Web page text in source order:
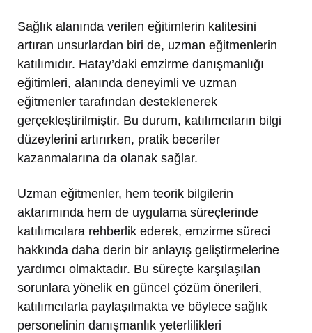
Sağlık alanında verilen eğitimlerin kalitesini
artıran unsurlardan biri de, uzman eğitmenlerin
katılımıdır. Hatay’daki emzirme danışmanlığı
eğitimleri, alanında deneyimli ve uzman
eğitmenler tarafından desteklenerek
gerçekleştirilmiştir. Bu durum, katılımcıların bilgi
düzeylerini artırırken, pratik beceriler
kazanmalarına da olanak sağlar.
Uzman eğitmenler, hem teorik bilgilerin
aktarımında hem de uygulama süreçlerinde
katılımcılara rehberlik ederek, emzirme süreci
hakkında daha derin bir anlayış geliştirmelerine
yardımcı olmaktadır. Bu süreçte karşılaşılan
sorunlara yönelik en güncel çözüm önerileri,
katılımcılarla paylaşılmakta ve böylece sağlık
personelinin danışmanlık yeterlilikleri